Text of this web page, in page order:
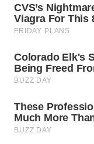
WN
LABUHANBATU
TAPANULI
TENGAH
WN DELI
SERDANG